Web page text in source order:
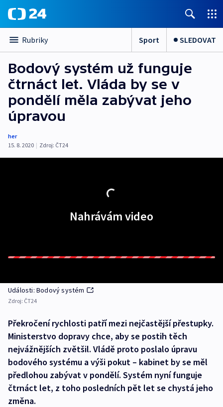
Rubriky Sport SLEDOVAT
Bodový systém už funguje
čtrnáct let. Vláda by se v
pondělí měla zabývat jeho
úpravou
her
15. 8. 2020 | Zdroj: ČT24
Nahrávám video
Události: Bodový systém
Zdroj: ČT24
Překročení rychlosti patří mezi nejčastější přestupky.
Ministerstvo dopravy chce, aby se postih těch
nejvážnějších zvětšil. Vládě proto poslalo úpravu
bodového systému a výši pokut – kabinet by se měl
předlohou zabývat v pondělí. Systém nyní funguje
čtrnáct let, z toho posledních pět let se chystá jeho
změna.